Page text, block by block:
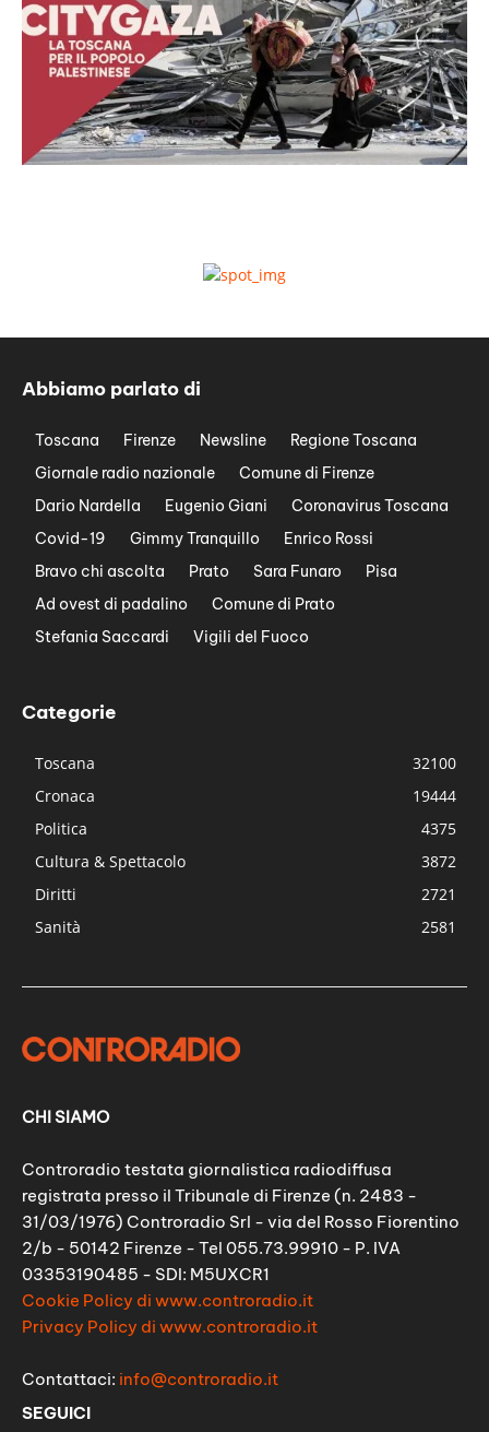
Abbiamo parlato di
Toscana Firenze Newsline
Regione Toscana
Giornale radio nazionale
Comune di Firenze
Dario Nardella
Eugenio Giani
Coronavirus Toscana
Covid-19
Gimmy Tranquillo
Enrico Rossi
Bravo chi ascolta
Prato Sara Funaro
Pisa
Ad ovest di padalino
Comune di Prato
Stefania Saccardi
Vigili del Fuoco
Categorie
Toscana
32100
Cronaca
19444
Politica
4375
Cultura & Spettacolo
3872
Diritti
2721
Sanità
2581
CHI SIAMO
Controradio testata giornalistica radiodiffusa
registrata presso il Tribunale di Firenze (n. 2483 -
31/03/1976) Controradio Srl - via del Rosso Fiorentino
2/b - 50142 Firenze - Tel 055.73.99910 - P. IVA
03353190485 - SDI: M5UXCR1
Cookie Policy di www.controradio.it
Privacy Policy di www.controradio.it
Contattaci: info@controradio.it
SEGUICI